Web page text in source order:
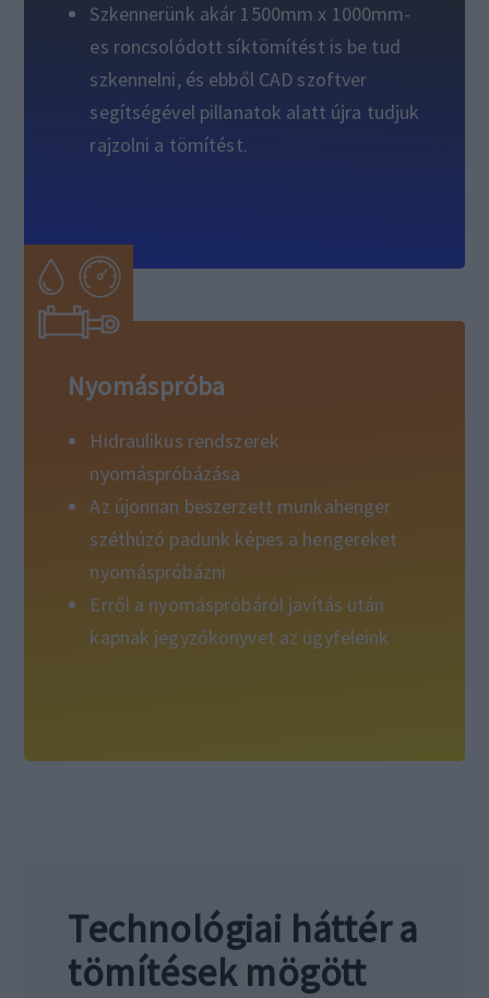
Szkennerünk akár 1500mm x 1000mm-
es roncsolódott síktömítést is be tud
szkennelni, és ebből CAD szoftver
segítségével pillanatok alatt újra tudjuk
rajzolni a tömítést.
Nyomáspróba
Hidraulikus rendszerek
nyomáspróbázása
Az újonnan beszerzett munkahenger
széthúzó padunk képes a hengereket
nyomáspróbázni
Erről a nyomáspróbáról javítás után
kapnak jegyzőkönyvet az ügyfeleink
Technológiai háttér a
tömítések mögött